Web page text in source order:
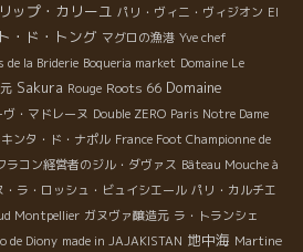
ップ・カリーユ パリ・ヴィニ・ヴィジオン El
・ド・トング マグロの漁港 Yve chef
de la Briderie Boqueria market Domaine Le
Sakura Rouge Roots 66 Domaine
ヴ・マドレーヌ Double ZERO Paris Notre Dame
キンタ・ド・ナポル France Foot Championne de
ラコン経営者のジル・ダヴァス Bâteau Mouche à
・ラ・ロッシュ・ビュイシエール パリ・カルチエ
Montpellier ガヌヴァ醸造元 ラ・トランシェ
de Diony made in JAJAKISTAN 地中海 Martine